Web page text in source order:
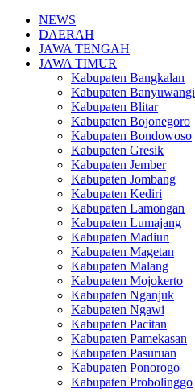
NEWS
DAERAH
JAWA TENGAH
JAWA TIMUR
Kabupaten Bangkalan
Kabupaten Banyuwangi
Kabupaten Blitar
Kabupaten Bojonegoro
Kabupaten Bondowoso
Kabupaten Gresik
Kabupaten Jember
Kabupaten Jombang
Kabupaten Kediri
Kabupaten Lamongan
Kabupaten Lumajang
Kabupaten Madiun
Kabupaten Magetan
Kabupaten Malang
Kabupaten Mojokerto
Kabupaten Nganjuk
Kabupaten Ngawi
Kabupaten Pacitan
Kabupaten Pamekasan
Kabupaten Pasuruan
Kabupaten Ponorogo
Kabupaten Probolinggo